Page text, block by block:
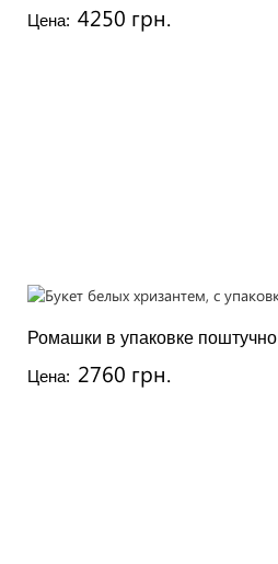
Цена: 4250 грн.
Ромашки в упаковке поштучно
Цена: 2760 грн.